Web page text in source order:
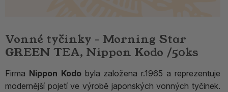
Vonné tyčinky - Morning Star
GREEN TEA, Nippon Kodo /50ks
Firma Nippon Kodo byla založena r.1965 a reprezentuje
modernější pojetí ve výrobě japonských vonných tyčinek.